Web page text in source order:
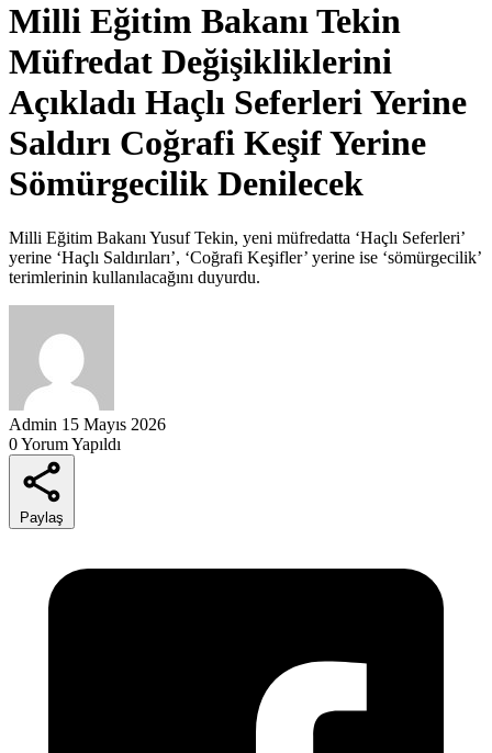
Milli Eğitim Bakanı Tekin
Müfredat Değişikliklerini
Açıkladı Haçlı Seferleri Yerine
Saldırı Coğrafi Keşif Yerine
Sömürgecilik Denilecek
Milli Eğitim Bakanı Yusuf Tekin, yeni müfredatta ‘Haçlı Seferleri’
yerine ‘Haçlı Saldırıları’, ‘Coğrafi Keşifler’ yerine ise ‘sömürgecilik’
terimlerinin kullanılacağını duyurdu.
Admin 15 Mayıs 2026
0 Yorum Yapıldı
Paylaş